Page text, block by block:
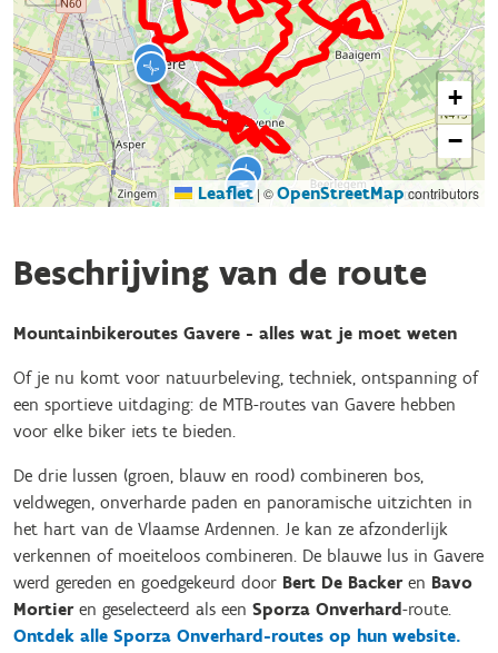
+
−
Leaflet | ©OpenStreetMapcontributors
Beschrijving van de route
Mountainbikeroutes Gavere - alles wat je moet weten
Of je nu komt voor natuurbeleving, techniek, ontspanning of
een sportieve uitdaging: de MTB-routes van Gavere hebben
voor elke biker iets te bieden.
De drie lussen (groen, blauw en rood) combineren bos,
veldwegen, onverharde paden en panoramische uitzichten in
het hart van de Vlaamse Ardennen. Je kan ze afzonderlijk
verkennen of moeiteloos combineren. De blauwe lus in Gavere
werd gereden en goedgekeurd door Bert De Backeren Bavo
Mortier en geselecteerd als een Sporza Onverhard-route.
Ontdek alle Sporza Onverhard-routes op hun website.